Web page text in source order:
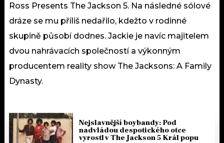
Ross Presents The Jackson 5. Na následné sólové
dráze se mu příliš nedařilo, kdežto v rodinné
skupině působí dodnes. Jackie je navíc majitelem
dvou nahrávacích společností a výkonným
producentem reality show The Jacksons: A Family
Dynasty.
Nejslavnější boybandy: Pod
nadvládou despotického otce
vyrostl v The Jackson 5 Král popu